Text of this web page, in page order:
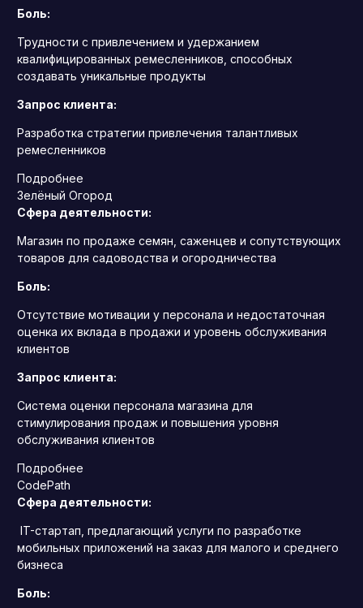
Боль:
Трудности с привлечением и удержанием
квалифицированных ремесленников, способных
создавать уникальные продукты
Запрос клиента:
Разработка стратегии привлечения талантливых
ремесленников
Подробнее
Зелёный Огород
Сфера деятельности:
Магазин по продаже семян, саженцев и сопутствующих
товаров для садоводства и огородничества
Боль:
Отсутствие мотивации у персонала и недостаточная
оценка их вклада в продажи и уровень обслуживания
клиентов
Запрос клиента:
Система оценки персонала магазина для
стимулирования продаж и повышения уровня
обслуживания клиентов
Подробнее
CodePath
Сфера деятельности:
IT-стартап, предлагающий услуги по разработке
мобильных приложений на заказ для малого и среднего
бизнеса
Боль: